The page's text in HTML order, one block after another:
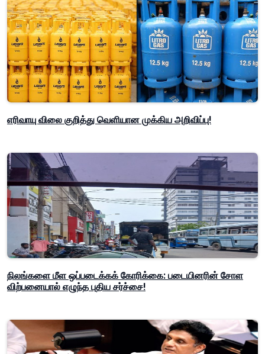
எரிவாயு விலை குறித்து வெளியான முக்கிய அறிவிப்பு!
நிலங்களை மீள ஒப்படைக்கக் கோரிக்கை: படையினரின் சோள
விற்பனையால் எழுந்த புதிய சர்ச்சை!